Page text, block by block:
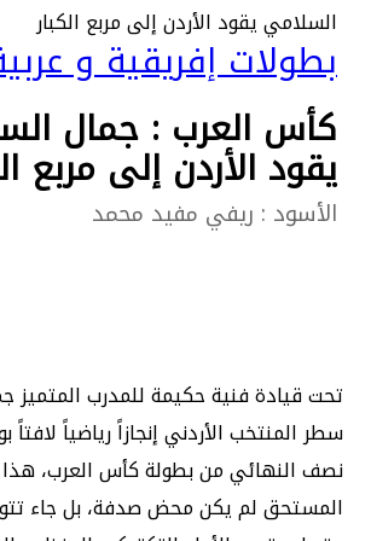
السلامي يقود الأردن إلى مربع الكبار
بطولات إفريقية و
كأس العرب : جمال
يقود الأردن إلى مربع
الأسود : ريفي مفيد محمد
​تحت قيادة فنية حكيمة للمدرب المتميز
سطر المنتخب الأردني إنجازاً رياضياً لافتاً
نصف النهائي من بطولة كأس العرب، هذا
المستحق لم يكن محض صدفة، بل جاء